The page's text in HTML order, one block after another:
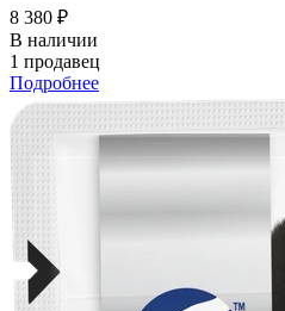
8 380 ₽
В наличии
1 продавец
Подробнее